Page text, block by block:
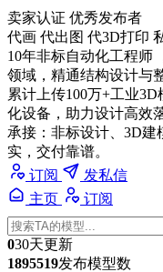
卖家认证 优秀发布者
代画 代出图 代3D打印
10年非标自动化工程师
领域，精通结构设计与
累计上传100万+工业
化设备，助力设计高效
承接：非标设计、3D建
实，交付靠谱。
订阅
发私信
主页
订阅
030天更新
1895519发布模型数